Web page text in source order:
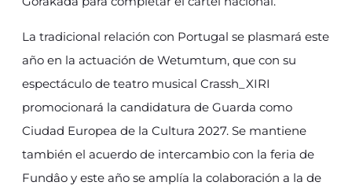
La tradicional relación con Portugal se plasmará este
año en la actuación de Wetumtum, que con su
espectáculo de teatro musical Crassh_XIRI
promocionará la candidatura de Guarda como
Ciudad Europea de la Cultura 2027. Se mantiene
también el acuerdo de intercambio con la feria de
Fundâo y este año se amplía la colaboración a la de